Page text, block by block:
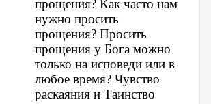
прощения? Как часто нам
нужно просить
прощения? Просить
прощения у Бога можно
только на исповеди или в
любое время? Чувство
раскаяния и Таинство